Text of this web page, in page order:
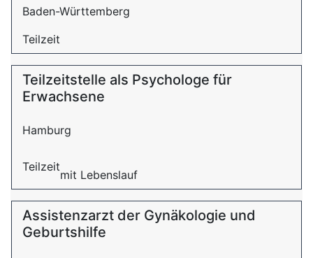
Baden-Württemberg
Teilzeit
Teilzeitstelle als Psychologe für
Erwachsene
Hamburg
Teilzeit
mit Lebenslauf
Assistenzarzt der Gynäkologie und
Geburtshilfe